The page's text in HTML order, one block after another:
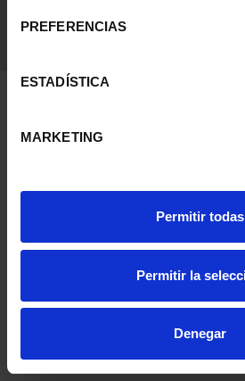
PREFERENCIAS
ESTADÍSTICA
MARKETING
Permitir todas
Permitir la
Denegar